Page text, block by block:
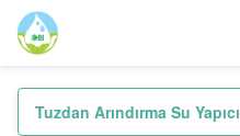
Tuzdan Arındırma Su Yapıcı